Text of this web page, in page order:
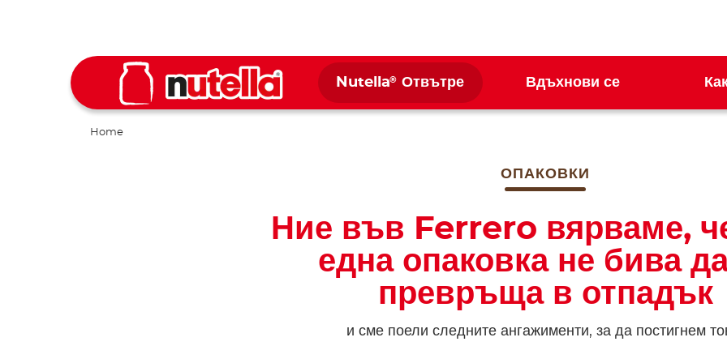
Nutella® Отвътре Вдъхнови се
Home
ОПАКОВКИ
Ние във Ferrero вярваме,
една опаковка не бива
превръща в отпадък
и сме поели следните ангажименти, за да постигнем